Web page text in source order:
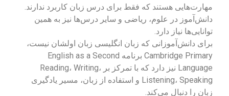
مهارت‌هایی هستند که فقط برای درس زبان کاربرد ندارند.
دانش‌آموز در علوم، ریاضی و سایر درس‌ها نیز به همین
توانایی‌ها نیاز دارد.
برای دانش‌آموزانی که زبان انگلیسی زبان اولشان نیست،
Cambridge Primary برنامه English as a Second
Language نیز دارد که با تمرکز بر Reading، Writing،
Listening، Speaking و استفاده از زبان، مسیر یادگیری
زبان را دنبال می‌کند.